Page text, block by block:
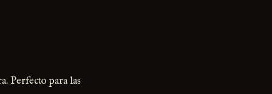
Perfecto para las